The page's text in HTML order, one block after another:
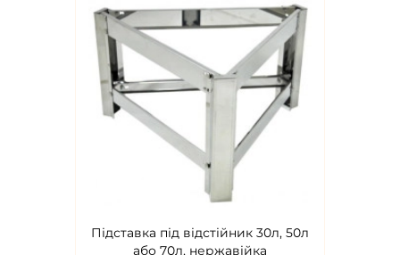
Підставка під відстійник 30л, 50л
або 70л, нержавійка